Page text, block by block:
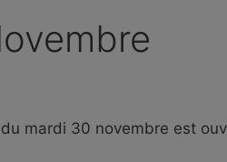
mardi 30 novembre est